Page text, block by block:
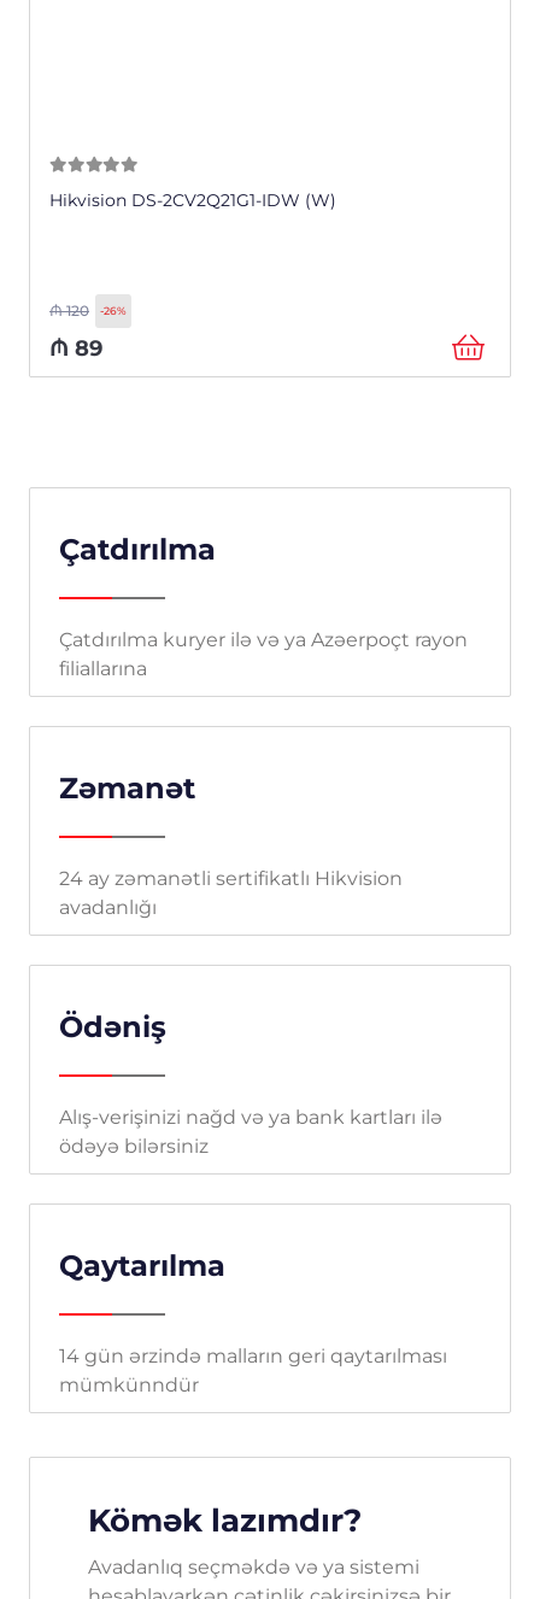
Hikvision DS-2CV2Q21G1-IDW (W)
₼120 -26%
₼ 89
Çatdırılma
Çatdırılma kuryer ilə və ya Azəerpoçt rayon
filiallarına
Zəmanət
24 ay zəmanətli sertifikatlı Hikvision
avadanlığı
Ödəniş
Alış-verişinizi nağd və ya bank kartları ilə
ödəyə bilərsiniz
Qaytarılma
14 gün ərzində malların geri qaytarılması
mümkünndür
Kömək lazımdır?
Avadanlıq seçməkdə və ya sistemi